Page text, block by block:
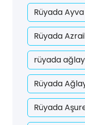
Rüyada
Rüyada
rüyada
Rüyada
Rüyada